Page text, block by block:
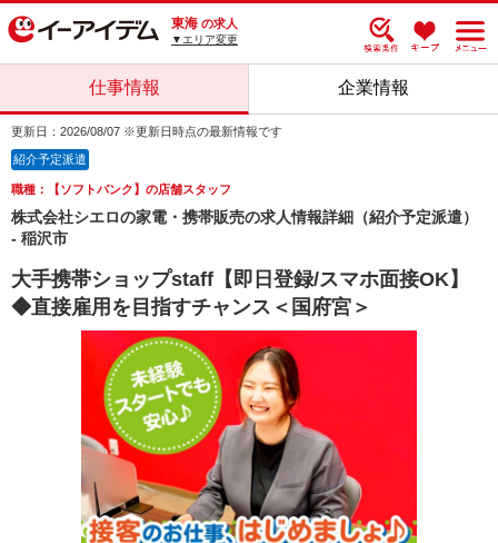
東海 の求人
▼エリア変更
仕事情報 企業情報
更新日：2026/08/07 ※更新日時点の最新情報です
紹介予定派遣
職種：【ソフトバンク】の店舗スタッフ
株式会社シエロの家電・携帯販売の求人情報詳細（紹介予定派遣）
- 稲沢市
大手携帯ショップstaff【即日登録/スマホ面接OK】
◆直接雇用を目指すチャンス＜国府宮＞